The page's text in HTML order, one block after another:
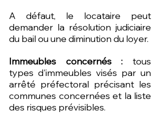
A défaut, le locataire peut
demander la résolution judiciaire
du bail ou une diminution du loyer.
Immeubles concernés : tous
types d'immeubles visés par un
arrêté préfectoral précisant les
communes concernées et la liste
des risques prévisibles.